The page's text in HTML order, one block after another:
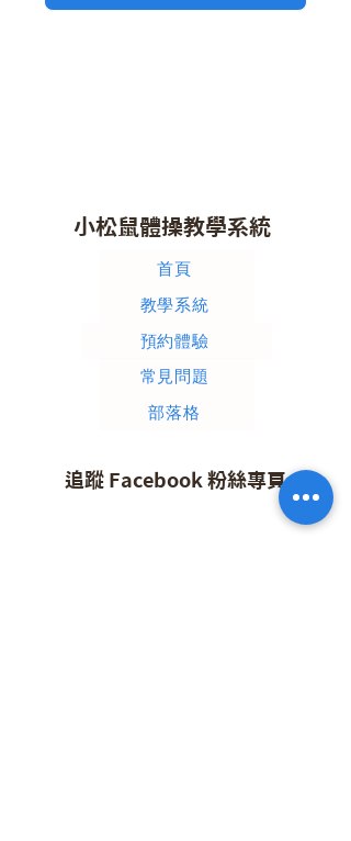
小松鼠體操教學系統
首頁
教學系統
預約體驗
常見問題
部落格
追蹤 Facebook 粉絲專頁